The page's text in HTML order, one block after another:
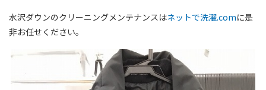
水沢ダウンのクリーニングメンテナンスはネットで洗濯.comに是
非お任せください。